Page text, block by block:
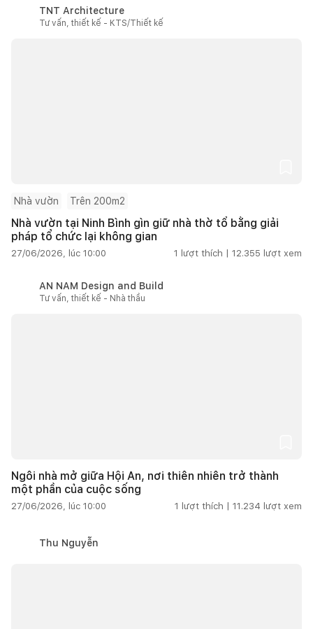
TNT Architecture
Tư vấn, thiết kế - KTS/Thiết kế
Nhà vườn Trên 200m2
Nhà vườn tại Ninh Bình gìn giữ nhà thờ tổ bằng giải
pháp tổ chức lại không gian
27/06/2026, lúc 10:00 1 lượt thích | 12.355 lượt xem
AN NAM Design and Build
Tư vấn, thiết kế - Nhà thầu
Ngôi nhà mở giữa Hội An, nơi thiên nhiên trở thành
một phần của cuộc sống
27/06/2026, lúc 10:00 1 lượt thích | 11.234 lượt xem
Thu Nguyễn